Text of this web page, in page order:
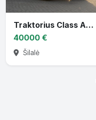
Traktorius Class Axion 830
40000 €
Šilalė